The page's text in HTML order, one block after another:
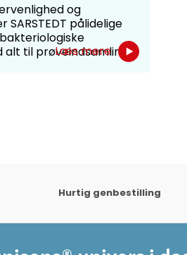
og
pålidelige
alt til prøveindsamling,
Læs mere
Hurtig genbestilling